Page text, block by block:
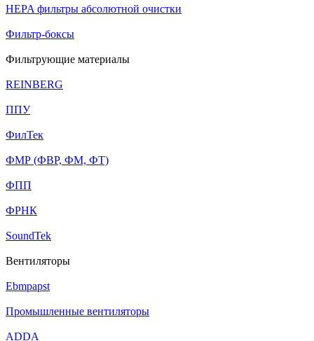
HEPA фильтры абсолютной очистки
Фильтр-боксы
Фильтрующие материалы
REINBERG
ППУ
ФилТек
ФМР (ФВР, ФМ, ФТ)
ФПП
ФРНК
SoundTek
Вентиляторы
Ebmpapst
Промышленные вентиляторы
ADDA